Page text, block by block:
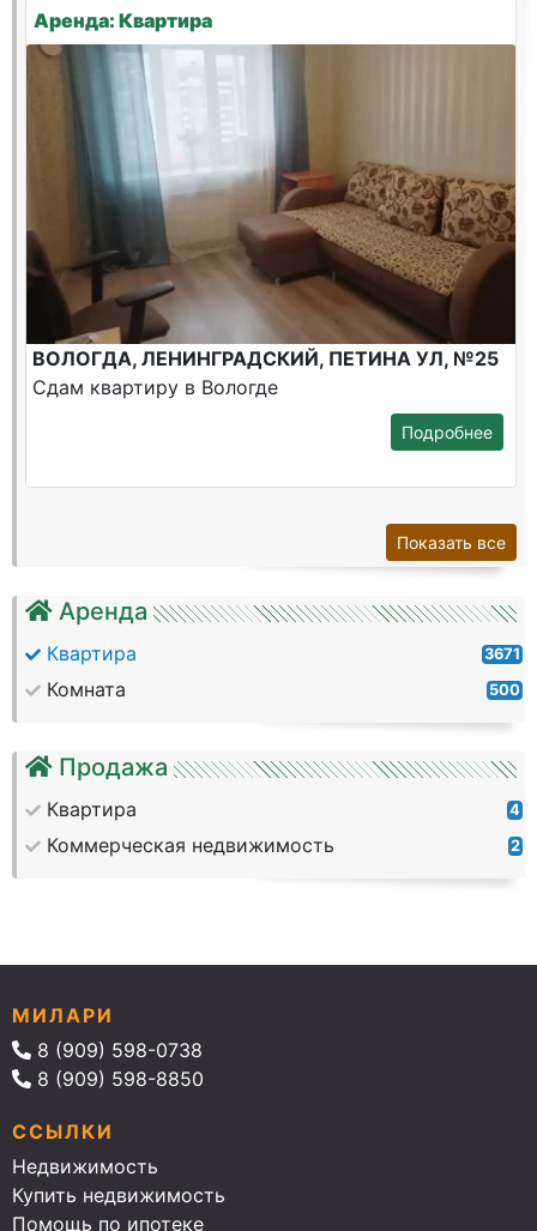
Аренда
Квартира 3671
Комната 500
Продажа
Квартира 4
Коммерческая недвижимость 2
Аренда: Квартира
ВОЛОГДА, ЛЕНИНГРАДСКИЙ, ПЕТИНА УЛ, №25
Сдам квартиру в Вологде
Подробнее
Показать все
МИЛАРИ
8 (909) 598-0738
8 (909) 598-8850
ССЫЛКИ
Недвижимость
Купить недвижимость
Помощь по ипотеке